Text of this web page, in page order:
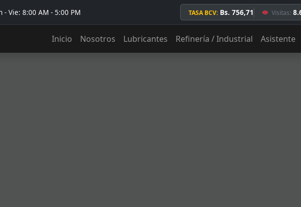
- Vie: 8:00 AM - 5:00 PM TASA BCV: Bs. 756,71 Visitas:
Inicio Nosotros Lubricantes Refinería / Industrial Asistente